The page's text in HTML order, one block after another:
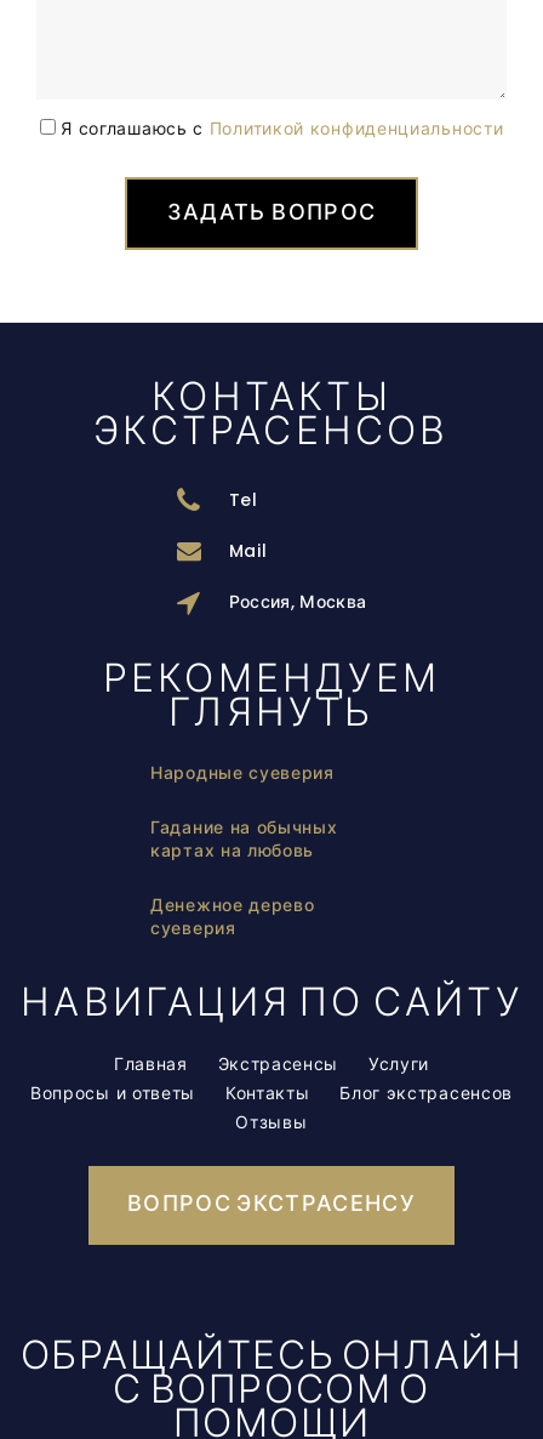
Я соглашаюсь с Политикой конфиденциальности
ЗАДАТЬ ВОПРОС
КОНТАКТЫ
ЭКСТРАСЕНСОВ
Tel
Mail
Россия, Москва
РЕКОМЕНДУЕМ
ГЛЯНУТЬ
Народные суеверия
Гадание на обычных
картах на любовь
Денежное дерево
суеверия
НАВИГАЦИЯ ПО САЙТУ
Главная Экстрасенсы
Услуги
Вопросы и ответы
Контакты
Блог экстрасенсов
Отзывы
ВОПРОС ЭКСТРАСЕНСУ
ОБРАЩАЙТЕСЬ ОНЛАЙН
С ВОПРОСОМ О
ПОМОЩИ